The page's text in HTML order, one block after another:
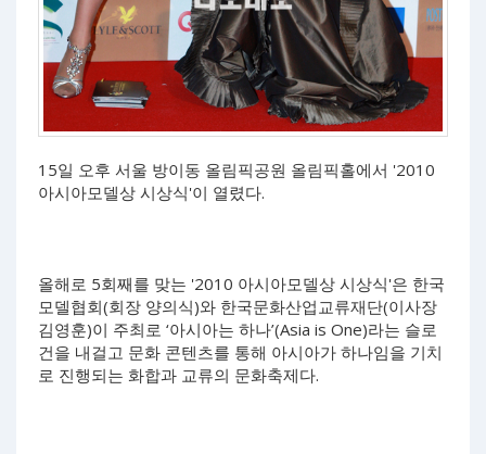
15일 오후 서울 방이동 올림픽공원 올림픽홀에서 '2010
아시아모델상 시상식'이 열렸다.
올해로 5회째를 맞는 '2010 아시아모델상 시상식'은 한국
모델협회(회장 양의식)와 한국문화산업교류재단(이사장
김영훈)이 주최로 ‘아시아는 하나’(Asia is One)라는 슬로
건을 내걸고 문화 콘텐츠를 통해 아시아가 하나임을 기치
로 진행되는 화합과 교류의 문화축제다.